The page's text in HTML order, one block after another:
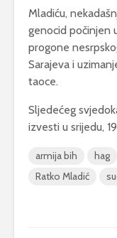
Mladiću,
genocid počinjen
progone
Sarajeva i
taoce.
Sljedećeg
izvesti u srijedu,
armija bih hag
Ratko Mladić